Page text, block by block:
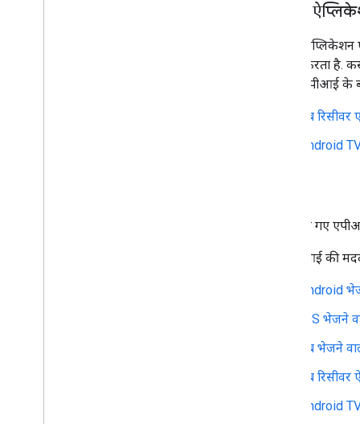
रिसीवर
रिसीवर
प्रबंधित करता है.
देती है. एपीआई के
वेब
Android
ऊपर दिए गए
इन एपीआई की
Android
iOS भेजने
वेब भेजने
वेब
Android